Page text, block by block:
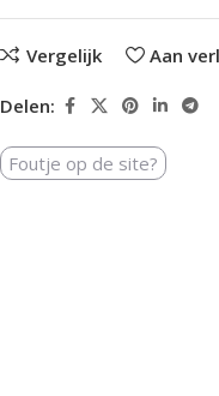
Vergelijk Aan
Delen:
Foutje op de site?